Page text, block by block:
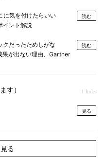
に気を付けたらいい
ント解説
読む
クだったためしがな
が出ない理由、Gartner
読む
す） 1 links
見る
る